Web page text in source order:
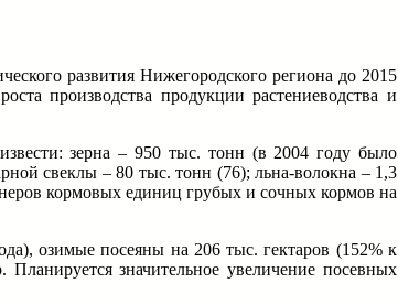
развития Нижегородского региона до 2015
производства продукции растениеводства и
зерна – 950 тыс. тонн (в 2004 году было
свеклы – 80 тыс. тонн (76); льна-волокна – 1,3
кормовых единиц грубых и сочных кормов на
озимые посеяны на 206 тыс. гектаров (152% к
значительное увеличение посевных